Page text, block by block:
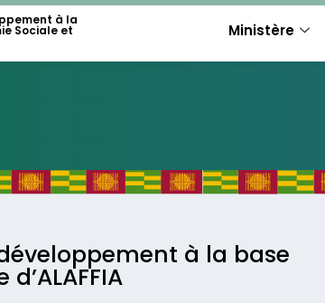
à la
Sociale et Ministère
à la base